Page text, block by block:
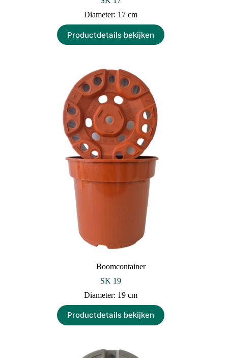
Diameter: 17 cm
Productdetails bekijken
Boomcontainer
SK 19
Diameter: 19 cm
Productdetails bekijken